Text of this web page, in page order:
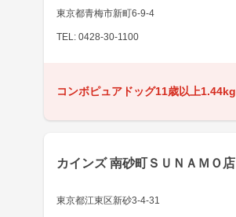
東京都青梅市新町6-9-4
TEL: 0428-30-1100
コンボピュアドッグ11歳以上1.44kg
カインズ 南砂町ＳＵＮＡＭＯ店
東京都江東区新砂3-4-31